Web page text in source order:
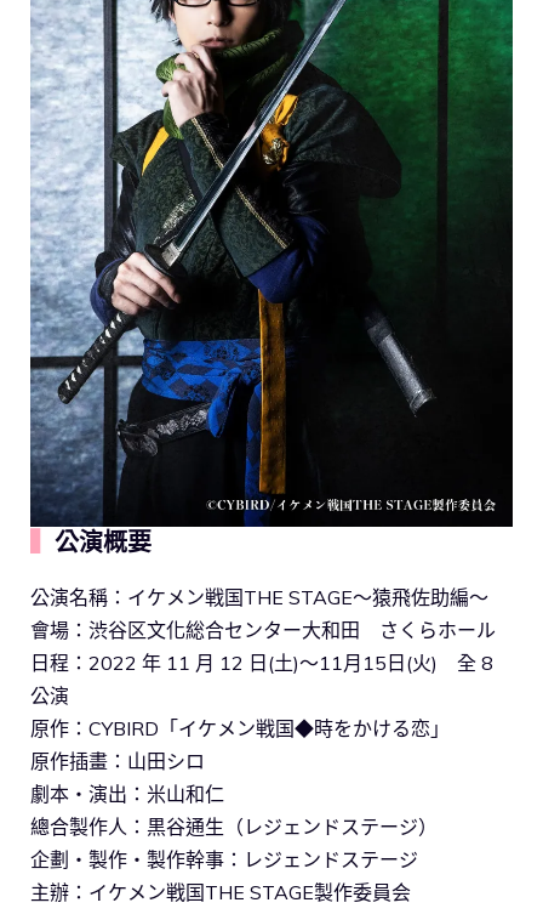
公演概要
公演名稱：イケメン戦国THE STAGE～猿飛佐助編～
會場：渋谷区文化総合センター大和田 さくらホール
日程：2022 年 11 月 12 日(土)～11月15日(火) 全 8
公演
原作：CYBIRD「イケメン戦国◆時をかける恋」
原作插畫：山田シロ
劇本・演出：米山和仁
總合製作人：黒谷通生（レジェンドステージ）
企劃・製作・製作幹事：レジェンドステージ
主辦：イケメン戦国THE STAGE製作委員会